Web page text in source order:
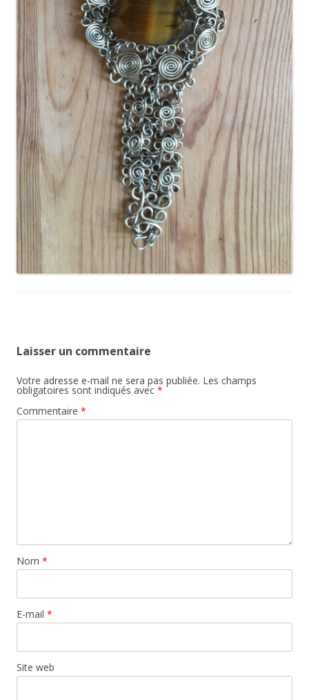
Laisser un commentaire
Votre adresse e-mail ne sera pas publiée. Les champs
obligatoires sont indiqués avec *
Commentaire *
Nom *
E-mail *
Site web